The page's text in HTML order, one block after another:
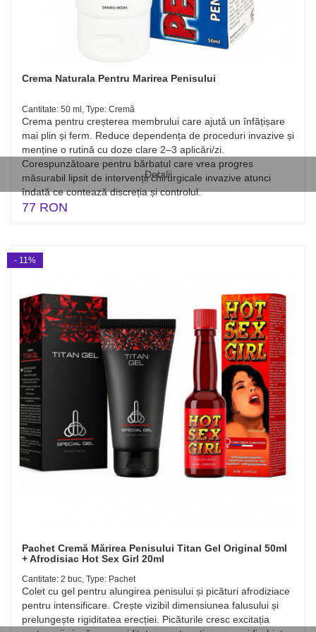
Detalii
Crema Naturala Pentru Marirea Penisului
Cantitate: 50 ml, Type: Cremă
Crema pentru creșterea membrului care ajută un înfățișare
mai plin și ferm. Reduce dependența de proceduri invazive și
menține o rutină cu doze clare 2–3 aplicări/zi.
Corespunzătoare pentru bărbatul care vrea progres
măsurabil lipsit de intervenții chirurgicale invazive atunci
îndată ce contează discreția și controlul.
77 RON
Pachet Cremă Mărirea Penisului Titan Gel Original 50ml
+ Afrodisiac Hot Sex Girl 20ml
Cantitate: 2 buc, Type: Pachet
Colet cu gel pentru alungirea penisului și picături afrodiziace
pentru intensificare. Crește vizibil dimensiunea falusului și
prelungește rigiditatea erecției. Picăturile cresc excitația
- 11%